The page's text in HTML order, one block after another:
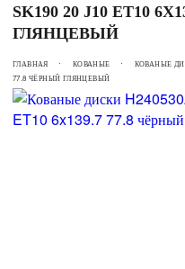
SK190 20 J10 ET10
ГЛЯНЦЕВЫЙ
ГЛАВНАЯ КОВАНЫЕ
КОВАНЫЕ
77.8 ЧЁРНЫЙ ГЛЯНЦЕВЫЙ